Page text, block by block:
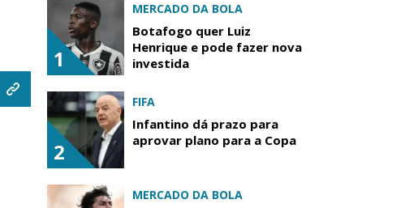
1
MERCADO DA BOLA
Botafogo quer Luiz
Henrique e pode fazer nova
investida
2
FIFA
Infantino dá prazo para
aprovar plano para a Copa
MERCADO DA BOLA